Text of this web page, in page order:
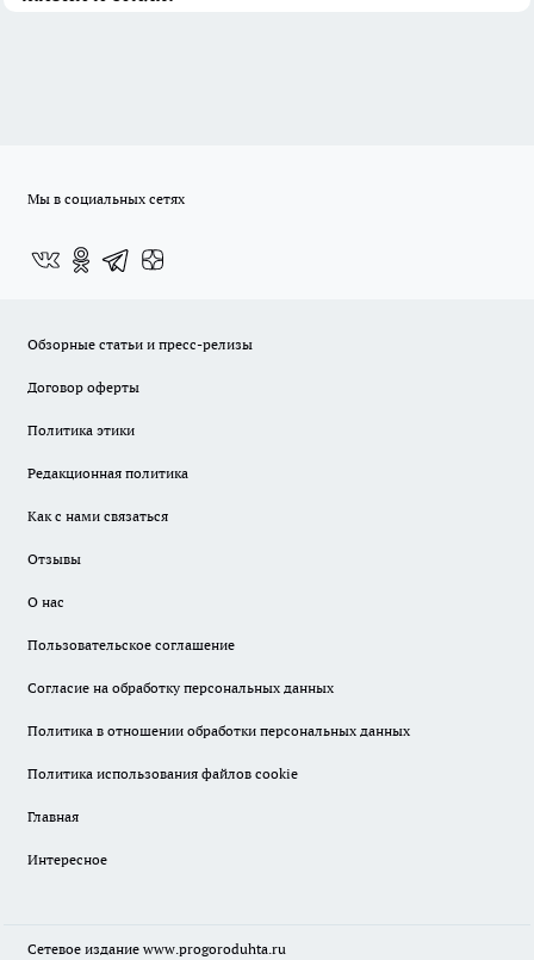
Мы в социальных сетях
Обзорные статьи и пресс-релизы
Договор оферты
Политика этики
Редакционная политика
Как с нами связаться
Отзывы
О нас
Пользовательское соглашение
Согласие на обработку персональных данных
Политика в отношении обработки персональных данных
Политика использования файлов cookie
Главная
Интересное
Сетевое издание www.progoroduhta.ru